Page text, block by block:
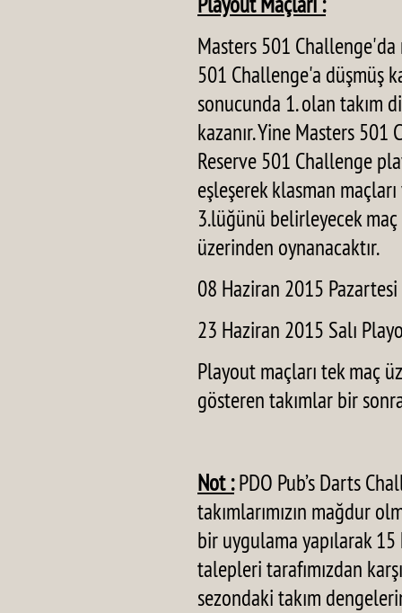
Masters 501
501 Challenge'a düşmüş
sonucunda 1. olan takım
kazanır. Yine Masters
Reserve 501 Challenge
eşleşerek klasman
3.lüğünü belirleyecek
üzerinden oynanacaktır.
08 Haziran 2015
23 Haziran 2015 Salı
Playout maçları tek maç
gösteren takımlar bir
Not :PDO Pub’s Darts
takımlarımızın mağdur
bir uygulama yapılarak
talepleri tarafımızdan
sezondaki takım